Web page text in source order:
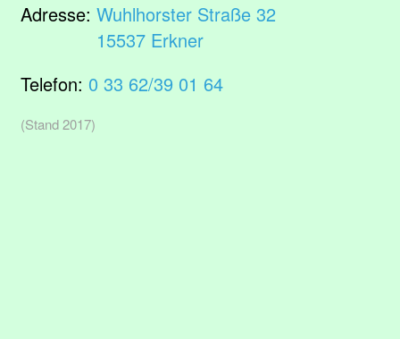
Adresse: Wuhlhorster Straße 32
15537 Erkner
Telefon: 0 33 62/39 01 64
(Stand 2017)